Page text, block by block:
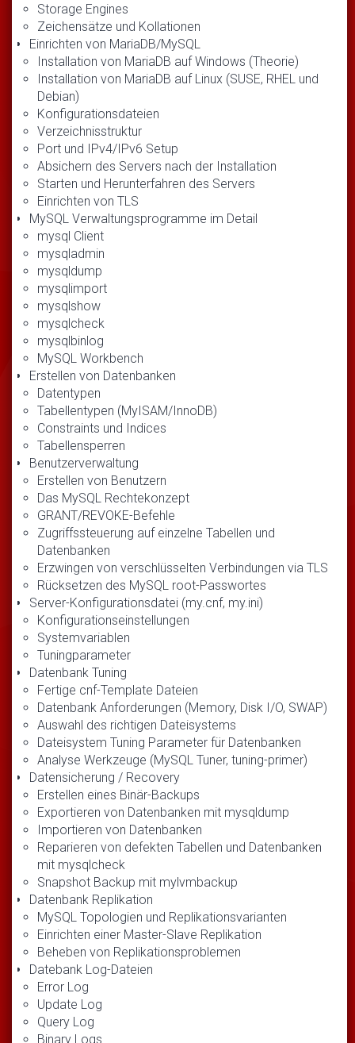
Storage Engines
Zeichensätze und Kollationen
Einrichten von MariaDB/MySQL
Installation von MariaDB auf Windows (Theorie)
Installation von MariaDB auf Linux (SUSE, RHEL und
Debian)
Konfigurationsdateien
Verzeichnisstruktur
Port und IPv4/IPv6 Setup
Absichern des Servers nach der Installation
Starten und Herunterfahren des Servers
Einrichten von TLS
MySQL Verwaltungsprogramme im Detail
mysql Client
mysqladmin
mysqldump
mysqlimport
mysqlshow
mysqlcheck
mysqlbinlog
MySQL Workbench
Erstellen von Datenbanken
Datentypen
Tabellentypen (MyISAM/InnoDB)
Constraints und Indices
Tabellensperren
Benutzerverwaltung
Erstellen von Benutzern
Das MySQL Rechtekonzept
GRANT/REVOKE-Befehle
Zugriffssteuerung auf einzelne Tabellen und
Datenbanken
Erzwingen von verschlüsselten Verbindungen via TLS
Rücksetzen des MySQL root-Passwortes
Server-Konfigurationsdatei (my.cnf, my.ini)
Konfigurationseinstellungen
Systemvariablen
Tuningparameter
Datenbank Tuning
Fertige cnf-Template Dateien
Datenbank Anforderungen (Memory, Disk I/O, SWAP)
Auswahl des richtigen Dateisystems
Dateisystem Tuning Parameter für Datenbanken
Analyse Werkzeuge (MySQL Tuner, tuning-primer)
Datensicherung / Recovery
Erstellen eines Binär-Backups
Exportieren von Datenbanken mit mysqldump
Importieren von Datenbanken
Reparieren von defekten Tabellen und Datenbanken
mit mysqlcheck
Snapshot Backup mit mylvmbackup
Datenbank Replikation
MySQL Topologien und Replikationsvarianten
Einrichten einer Master-Slave Replikation
Beheben von Replikationsproblemen
Datebank Log-Dateien
Error Log
Update Log
Query Log
Binary Logs